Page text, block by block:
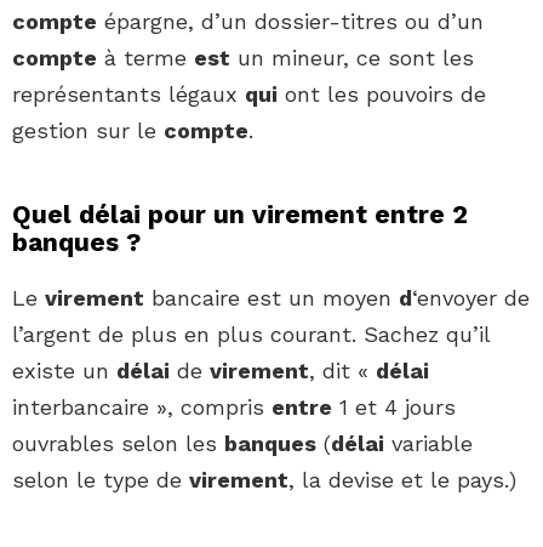
compte épargne, d’un dossier-titres ou d’un
compte à terme est un mineur, ce sont les
représentants légaux qui ont les pouvoirs de
gestion sur le compte.
Quel délai pour un virement entre 2
banques ?
Le virement bancaire est un moyen d‘envoyer de
l’argent de plus en plus courant. Sachez qu’il
existe un délai de virement, dit « délai
interbancaire », compris entre 1 et 4 jours
ouvrables selon les banques (délai variable
selon le type de virement, la devise et le pays.)